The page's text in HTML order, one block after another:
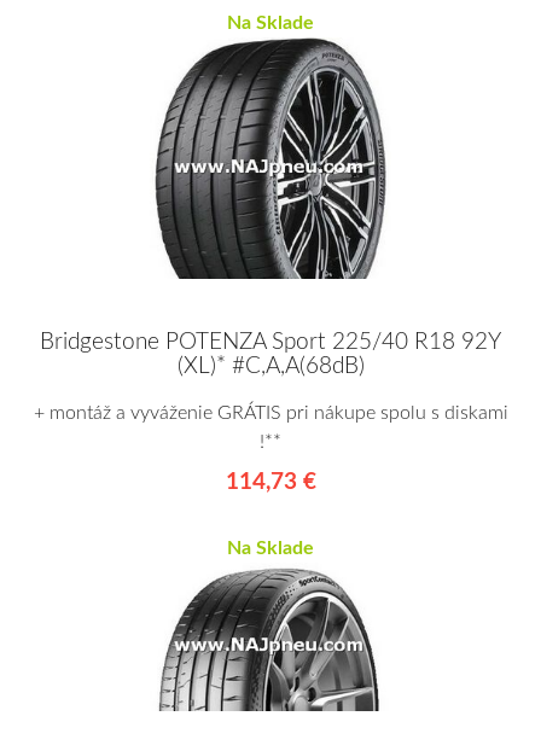
Na Sklade
Bridgestone POTENZA Sport 225/40 R18 92Y
(XL)* #C,A,A(68dB)
+ montáž a vyváženie GRÁTIS pri nákupe spolu s diskami
!**
114,73 €
Na Sklade